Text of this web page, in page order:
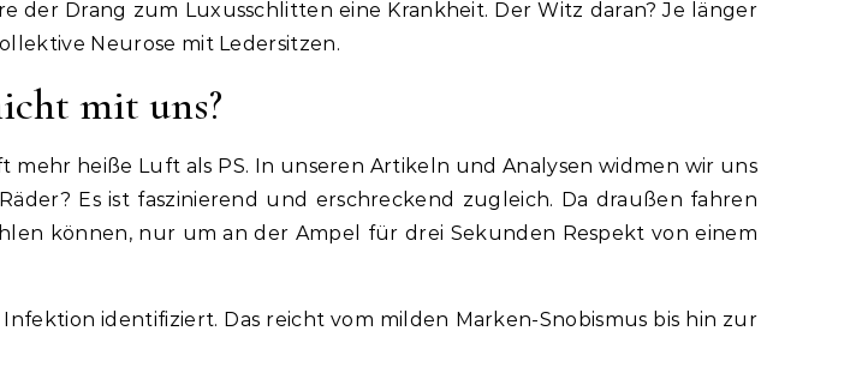
der Drang zum Luxusschlitten eine Krankheit. Der Witz daran? Je länger
Neurose mit Ledersitzen.
mit uns?
heiße Luft als PS. In unseren Artikeln und Analysen widmen wir uns
Es ist faszinierend und erschreckend zugleich. Da draußen fahren
können, nur um an der Ampel für drei Sekunden Respekt von einem
identifiziert. Das reicht vom milden Marken-Snobismus bis hin zur